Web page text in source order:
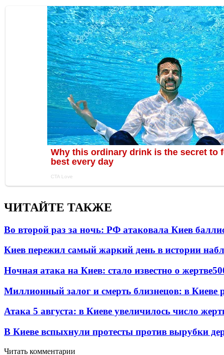
ЧИТАЙТЕ ТАКЖЕ
Во второй раз за ночь: РФ атаковала Киев
Киев пережил самый жаркий день в истории
Ночная атака на Киев: стало известно о жертве
Миллионный залог и смерть близнецов: в Киеве
Атака 5 августа: в Киеве увеличилось число
В Киеве вспыхнули протесты против вырубки
Читать комментарии